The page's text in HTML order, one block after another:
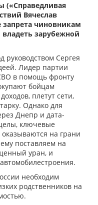
(«Справедливая
Вячеслав
чиновникам
зарубежной
руководством Сергея
Лидер партии
в помощь фронту
бойцам
плетут сети,
Однако для
Днепр и дата-
ключевые
на грани
поставляем на
уран, и
необходим
родственников на